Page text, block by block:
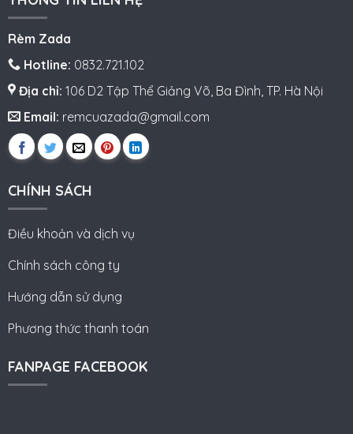
Rèm Zada
Hotline: 0832.721.102
Địa chỉ: 106 D2 Tập Thể Giảng Võ, Ba Đình, TP. Hà Nội
Email: remcuazada@gmail.com
CHÍNH SÁCH
Điều khoản và dịch vụ
Chính sách công ty
Hướng dẫn sử dụng
Phương thức thanh toán
FANPAGE FACEBOOK